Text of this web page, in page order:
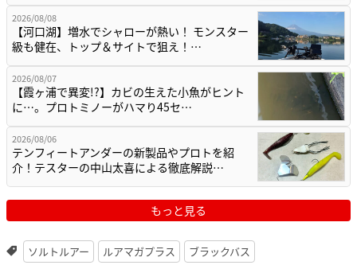
2026/08/08
【河口湖】増水でシャローが熱い！ モンスター
級も健在、トップ＆サイトで狙え！…
2026/08/07
【霞ヶ浦で異変!?】カビの生えた小魚がヒント
に…。プロトミノーがハマり45セ…
2026/08/06
テンフィートアンダーの新製品やプロトを紹
介！テスターの中山太喜による徹底解説…
もっと見る
ソルトルアー ルアマガプラス ブラックバス